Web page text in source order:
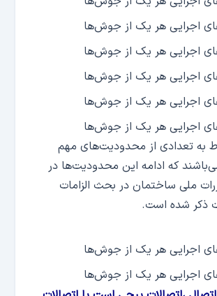
به تعدادی از محدودیت‌های مهم
که ادامه این محدودیت‌ها در
10 مقررات ملی ساختمان در بحث الزامات
ذکر شده است.